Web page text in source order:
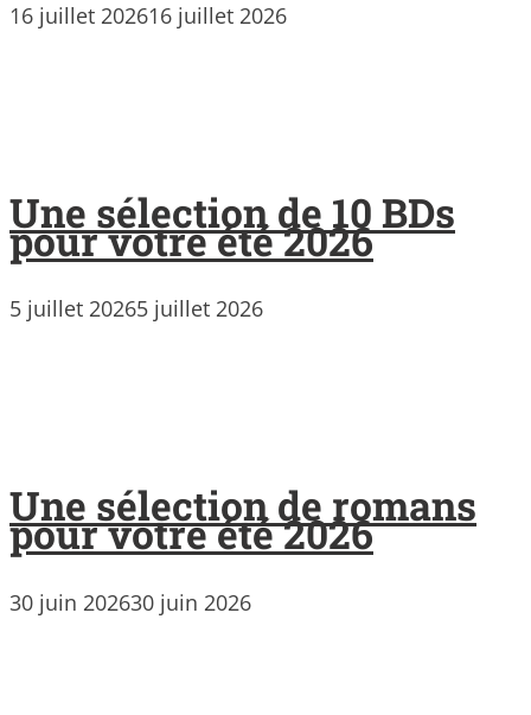
16 juillet 202616 juillet 2026
Une sélection de 10 BDs
pour votre été 2026
5 juillet 20265 juillet 2026
Une sélection de romans
pour votre été 2026
30 juin 202630 juin 2026